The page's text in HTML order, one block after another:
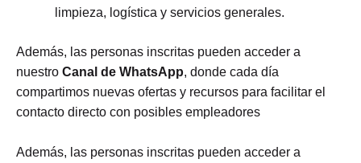
limpieza, logística y servicios generales.
Además, las personas inscritas pueden acceder a
nuestro Canal de WhatsApp, donde cada día
compartimos nuevas ofertas y recursos para facilitar el
contacto directo con posibles empleadores
Además, las personas inscritas pueden acceder a